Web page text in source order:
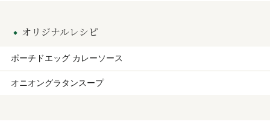
オリジナルレシピ
ポーチドエッグ カレーソース
オニオングラタンスープ